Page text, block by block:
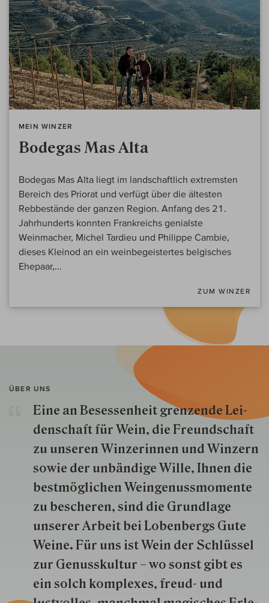
MEIN WINZER
Bodegas Mas Alta
Bodegas Mas Alta liegt im landschaftlich extremsten
Bereich des Priorat und verfügt über die ältesten
Rebbestände der ganzen Region. Anfang des 21.
Jahrhunderts konnten Frankreichs genialste
Weinmacher, Michel Tardieu und Philippe Cambie,
dieses Kleinod an ein weinbegeistertes belgisches
Ehepaar,...
ZUM WINZER
ÜBER UNS
Eine an Besessenheit gren­zende Lei­
den­schaft für Wein, die Freund­schaft
zu unseren Win­zer­innen und Win­zern
so­wie der un­bän­dige Wille, Ihnen die
best­mög­lich­en Wein­genuss­momente
zu besche­ren, sind die Grund­lage
unserer Arbeit bei Lobenbergs Gute
Weine. Für uns ist Wein der Schlüs­sel
zur Genuss­kultur – wo sonst gibt es
ein solch kom­plexes, freud- und